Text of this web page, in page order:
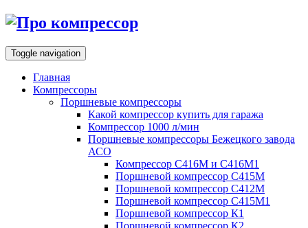
Toggle navigation
Главная
Компрессоры
Поршневые компрессоры
Какой компрессор купить для гаража
Компрессор 1000 л/мин
Поршневые компрессоры Бежецкого завода
АСО
Компрессор С416М и С416М1
Поршневой компрессор С415М
Поршневой компрессор С412М
Поршневой компрессор С415М1
Поршневой компрессор К1
Поршневой компрессор К2